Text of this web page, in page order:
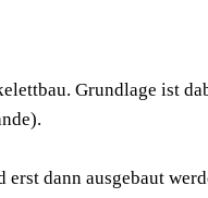
Grundlage ist
dann ausgebaut